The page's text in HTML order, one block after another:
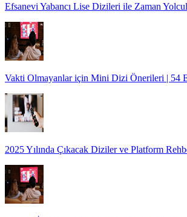
Efsanevi Yabancı Lise Dizileri ile Zaman
Vakti Olmayanlar için Mini Dizi Önerileri | 54
2025 Yılında Çıkacak Diziler ve Platform